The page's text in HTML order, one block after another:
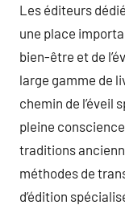
Les éditeurs
une place
bien-être et de
large gamme de
chemin de l’éveil
pleine
traditions
méthodes de
d’édition